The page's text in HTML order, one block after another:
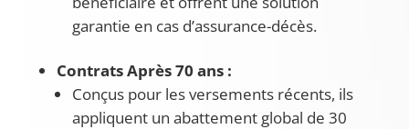
garantie en cas d’assurance-décès.
Contrats Après 70 ans :
Conçus pour les versements récents, ils
appliquent un abattement global de 30